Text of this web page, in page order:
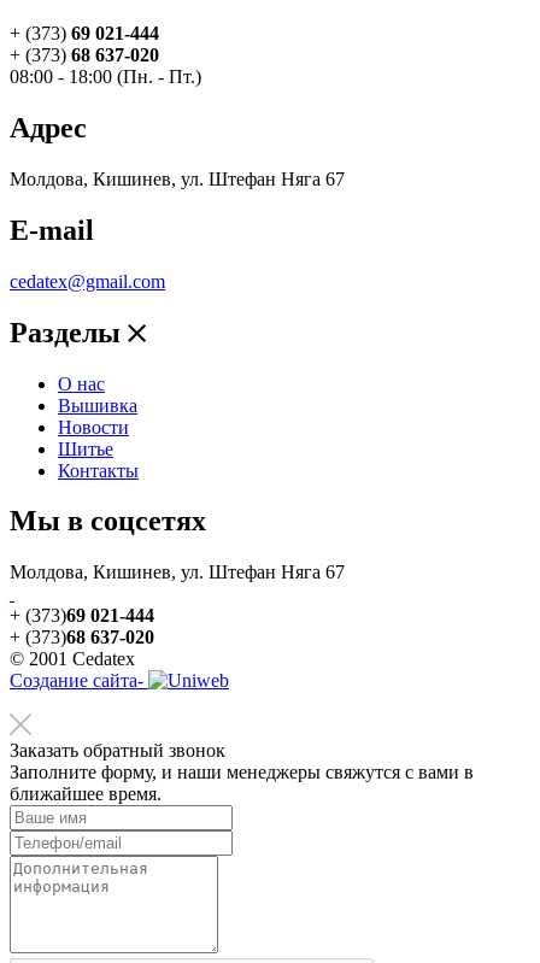
+ (373) 69 021-444
+ (373) 68 637-020
08:00 - 18:00 (Пн. - Пт.)
Адрес
Молдова, Кишинев, ул. Штефан Няга 67
E-mail
cedatex@gmail.com
Разделы
О нас
Вышивка
Новости
Шитье
Контакты
Мы в соцсетях
Молдова, Кишинев, ул. Штефан Няга 67
+ (373)69 021-444
+ (373)68 637-020
© 2001 Cedatex
Создание сайта-
Заказать обратный звонок
Заполните форму, и наши менеджеры свяжутся с вами в
ближайшее время.